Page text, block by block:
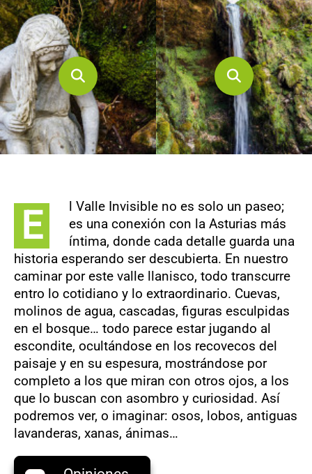
E
l Valle Invisible no es solo un paseo;
es una conexión con la Asturias más
íntima, donde cada detalle guarda una
historia esperando ser descubierta. En nuestro
caminar por este valle llanisco, todo transcurre
entro lo cotidiano y lo extraordinario. Cuevas,
molinos de agua, cascadas, figuras esculpidas
en el bosque… todo parece estar jugando al
escondite, ocultándose en los recovecos del
paisaje y en su espesura, mostrándose por
completo a los que miran con otros ojos, a los
que lo buscan con asombro y curiosidad. Así
podremos ver, o imaginar: osos, lobos, antiguas
lavanderas, xanas, ánimas…